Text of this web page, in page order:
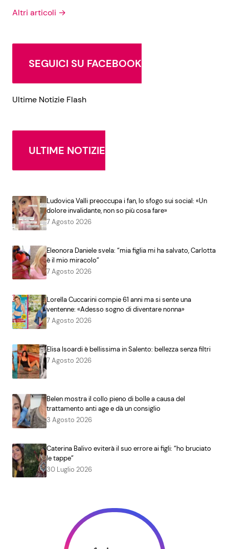
Altri articoli →
SEGUICI SU FACEBOOK
Ultime Notizie Flash
ULTIME NOTIZIE
Ludovica Valli preoccupa i fan, lo sfogo sui social: «Un
dolore invalidante, non so più cosa fare»
7 Agosto 2026
Eleonora Daniele svela: “mia figlia mi ha salvato, Carlotta
è il mio miracolo”
7 Agosto 2026
Lorella Cuccarini compie 61 anni ma si sente una
ventenne: «Adesso sogno di diventare nonna»
7 Agosto 2026
Elisa Isoardi è bellissima in Salento: bellezza senza filtri
7 Agosto 2026
Belen mostra il collo pieno di bolle a causa del
trattamento anti age e dà un consiglio
3 Agosto 2026
Caterina Balivo eviterà il suo errore ai figli: “ho bruciato
le tappe”
30 Luglio 2026